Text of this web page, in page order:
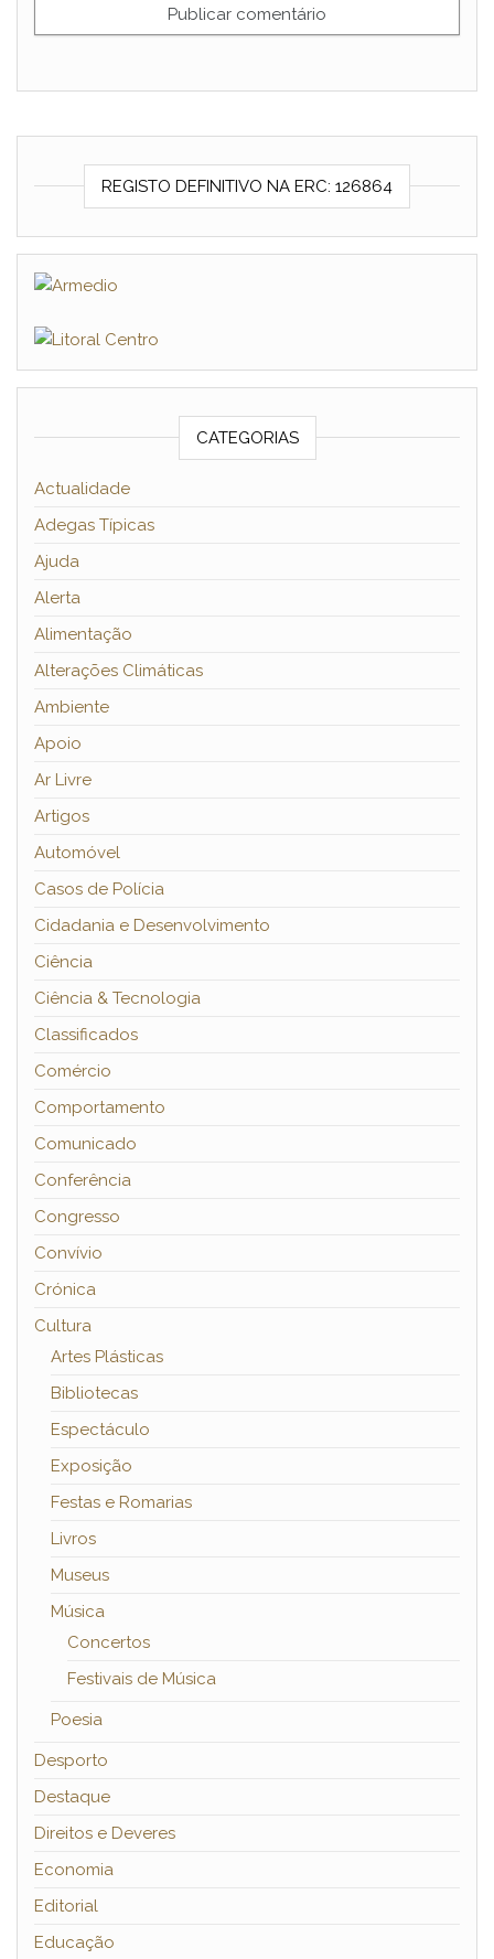
REGISTO DEFINITIVO NA ERC: 126864
CATEGORIAS
Actualidade
Adegas Típicas
Ajuda
Alerta
Alimentação
Alterações Climáticas
Ambiente
Apoio
Ar Livre
Artigos
Automóvel
Casos de Polícia
Cidadania e Desenvolvimento
Ciência
Ciência & Tecnologia
Classificados
Comércio
Comportamento
Comunicado
Conferência
Congresso
Convívio
Crónica
Cultura
Artes Plásticas
Bibliotecas
Espectáculo
Exposição
Festas e Romarias
Livros
Museus
Música
Concertos
Festivais de Música
Poesia
Desporto
Destaque
Direitos e Deveres
Economia
Editorial
Educação